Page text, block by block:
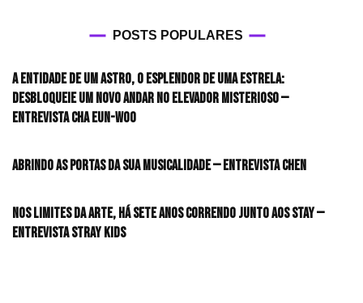
POSTS POPULARES
A entidade de um astro, o esplendor de uma estrela:
desbloqueie um novo andar no elevador misterioso —
Entrevista CHA EUN-WOO
Abrindo as portas da sua musicalidade — Entrevista CHEN
Nos limites da arte, há sete anos correndo junto aos STAY —
Entrevista Stray Kids